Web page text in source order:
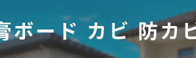
壁紙下地防カビ工事
壁紙カビ・壁紙下地
建
漏
ボード カビ 防カ